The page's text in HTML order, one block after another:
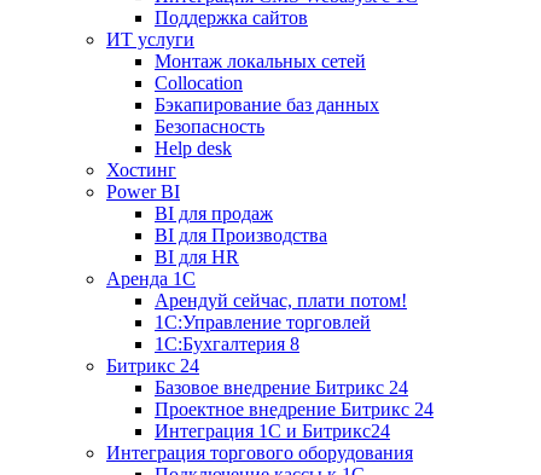
Поддержка сайтов
ИТ услуги
Монтаж локальных сетей
Collocation
Бэкапирование баз данных
Безопасность
Help desk
Хостинг
Power BI
BI для продаж
BI для Производства
BI для HR
Аренда 1C
Арендуй сейчас, плати потом!
1С:Управление торговлей
1С:Бухгалтерия 8
Битрикс 24
Базовое внедрение Битрикс 24
Проектное внедрение Битрикс 24
Интеграция 1С и Битрикс24
Интеграция торгового оборудования